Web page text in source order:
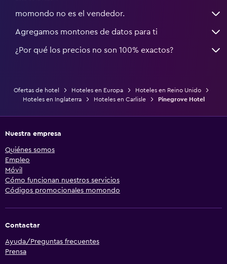
momondo no es el vendedor.
Agregamos montones de datos para ti
¿Por qué los precios no son 100% exactos?
Ofertas de hotel Hoteles en Europa
Hoteles en Reino Unido
Hoteles en Inglaterra
Hoteles en Carlisle Pinegrove Hotel
Nuestra empresa
Quiénes somos
Empleo
Móvil
Cómo funcionan nuestros servicios
Códigos promocionales momondo
Contactar
Ayuda/Preguntas frecuentes
Prensa